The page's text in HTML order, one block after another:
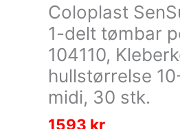
Coloplast
1-delt tømbar
104110,
hullstørrelse
midi, 30 stk.
1593 kr